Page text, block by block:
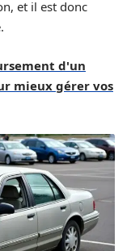
et il est donc
d'un
mieux gérer vos